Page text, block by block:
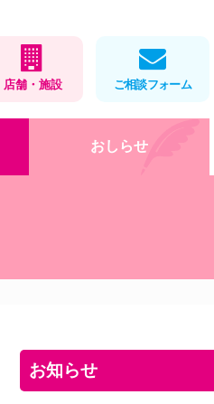
店舗・施設 ご相談フォーム
健康教室
お役立ちツール
インターンシップ(栄養学
おしらせ
お知らせ